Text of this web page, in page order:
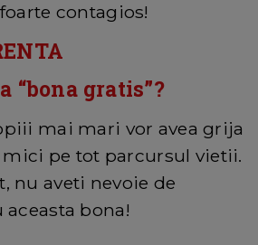
contagios!
“bona gratis”?
mai mari vor avea grija
pe tot parcursul vietii.
nu aveti nevoie de
bona!